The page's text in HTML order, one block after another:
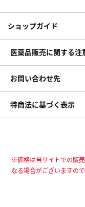
ショップガイド
医薬品販売に関する注
お問い合わせ先
特商法に基づく表示
※価格は当サイトでの販
なる場合がございますの